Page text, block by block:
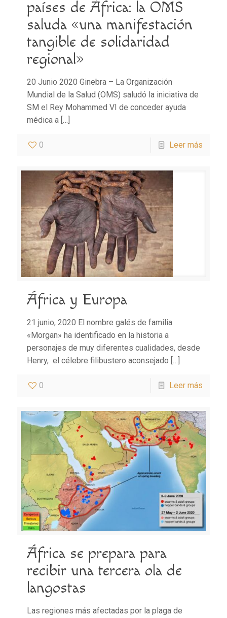
países de África: la OMS
saluda «una manifestación
tangible de solidaridad
regional»
20 Junio 2020 Ginebra – La Organización
Mundial de la Salud (OMS) saludó la iniciativa de
SM el Rey Mohammed VI de conceder ayuda
médica a […]
0 Leer más
África y Europa
21 junio, 2020 El nombre galés de familia
«Morgan» ha identificado en la historia a
personajes de muy diferentes cualidades, desde
Henry, el célebre filibustero aconsejado […]
0 Leer más
África se prepara para
recibir una tercera ola de
langostas
Las regiones más afectadas por la plaga de